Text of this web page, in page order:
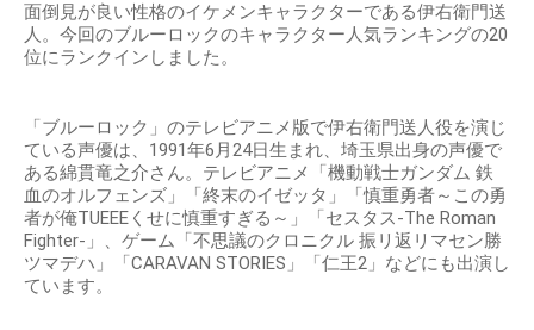
面倒見が良い性格のイケメンキャラクターである伊右衛門送
人。今回のブルーロックのキャラクター人気ランキングの20
位にランクインしました。
「ブルーロック」のテレビアニメ版で伊右衛門送人役を演じ
ている声優は、1991年6月24日生まれ、埼玉県出身の声優で
ある綿貫竜之介さん。テレビアニメ「機動戦士ガンダム 鉄
血のオルフェンズ」「終末のイゼッタ」「慎重勇者～この勇
者が俺TUEEEくせに慎重すぎる～」「セスタス-The Roman
Fighter-」、ゲーム「不思議のクロニクル 振リ返リマセン勝
ツマデハ」「CARAVAN STORIES」「仁王2」などにも出演し
ています。